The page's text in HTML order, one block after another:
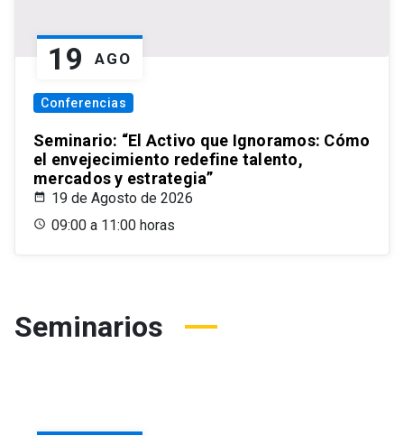
19 AGO
Conferencias
Seminario: “El Activo que Ignoramos: Cómo
el envejecimiento redefine talento,
mercados y estrategia”
19 de Agosto de 2026
09:00 a 11:00 horas
Seminarios